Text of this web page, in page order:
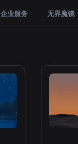
企业服务 无界魔镜